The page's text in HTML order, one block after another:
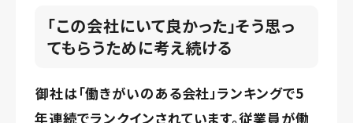
「この会社にいて良かった」そう思っ
てもらうために考え続ける
――御社は「働きがいのある会社」ランキングで5
年連続でランクインされています。従業員が働